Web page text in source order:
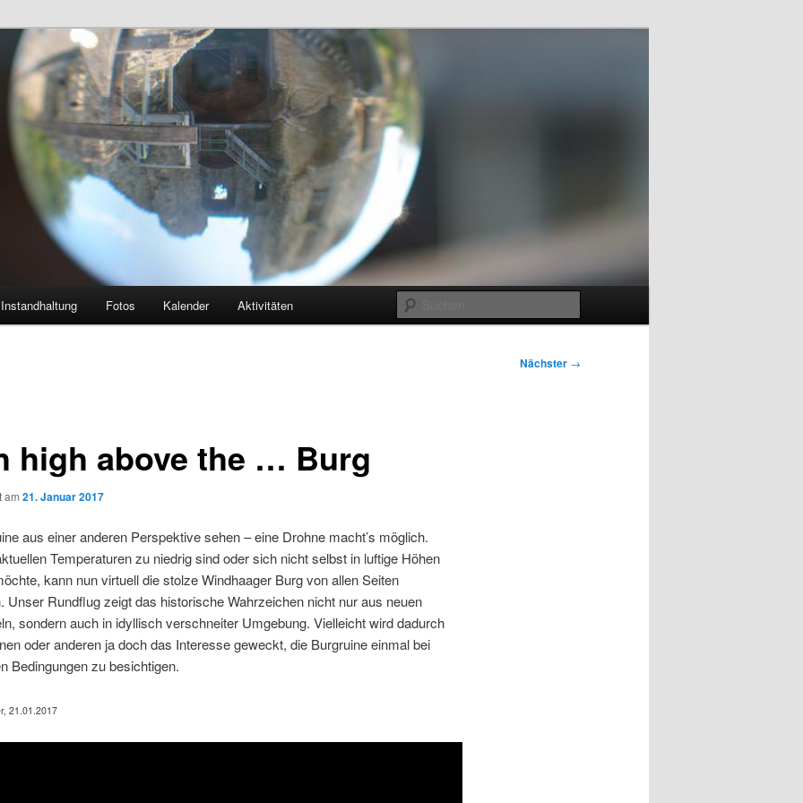
bei Perg
Instandhaltung Fotos Kalender Aktivitäten
Nächster →
high above the … Burg
am 21. Januar 2017
aus einer anderen Perspektive sehen – eine Drohne macht’s möglich.
Temperaturen zu niedrig sind oder sich nicht selbst in luftige Höhen
kann nun virtuell die stolze Windhaager Burg von allen Seiten
Unser Rundflug zeigt das historische Wahrzeichen nicht nur aus neuen
sondern auch in idyllisch verschneiter Umgebung. Vielleicht wird dadurch
oder anderen ja doch das Interesse geweckt, die Burgruine einmal bei
Bedingungen zu besichtigen.
21.01.2017